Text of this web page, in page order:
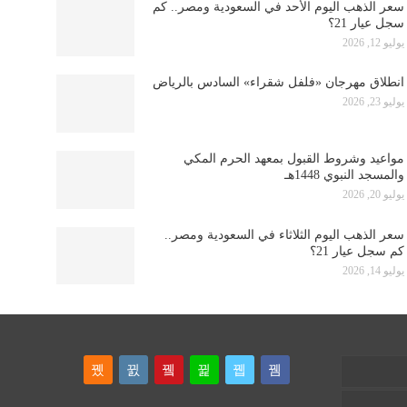
سعر الذهب اليوم الأحد في السعودية ومصر.. كم
سجل عيار 21؟
يوليو 12, 2026
انطلاق مهرجان «فلفل شقراء» السادس بالرياض
يوليو 23, 2026
مواعيد وشروط القبول بمعهد الحرم المكي
والمسجد النبوي 1448هـ
يوليو 20, 2026
سعر الذهب اليوم الثلاثاء في السعودية ومصر..
كم سجل عيار 21؟
يوليو 14, 2026